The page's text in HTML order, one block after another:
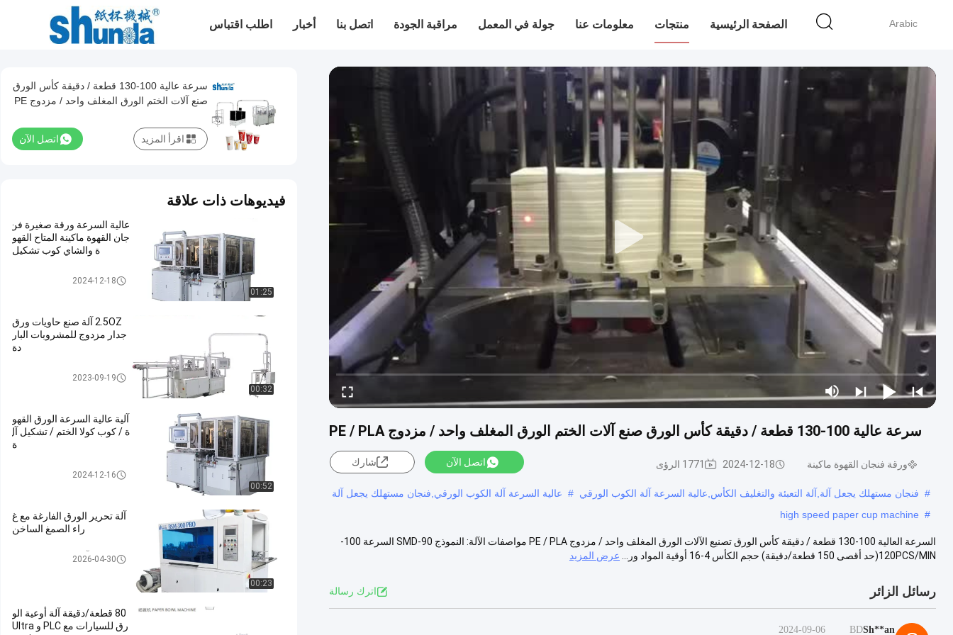
Arabic الصفحة الرئيسية منتجات معلومات عنا جولة في المعمل مراقبة الجودة اتصل بنا أخبار اطلب اقتباس
سرعة عالية 100-130 قطعة / دقيقة كأس الورق صنع آلات الختم الورق المغلف واحد / مزدوج PE / PLA
ورقة فنجان القهوة ماكينة 2024-12-18 1771 الرؤى اتصل الآن شارك
# فنجان مستهلك يجعل آلة,آلة التعبئة والتغليف الكأس,عالية السرعة آلة الكوب الورقي # عالية السرعة آلة الكوب الورقي,فنجان مستهلك يجعل آلة
#
high speed paper cup machine
السرعة العالية 100-130 قطعة / دقيقة كأس الورق تصنيع الآلات الورق المغلف واحد / مزدوج PE / PLA مواصفات الآلة: النموذج SMD-90 السرعة 100-
120PCS/MIN(حد أقصى 150 قطعة/دقيقة) حجم الكأس 4-16 أوقية المواد ور...
عرض المزيد
رسائل الزائر اترك رسالة
Sh**an
BD
2024-09-06
سرعة عالية 100-130 قطعة / دقيقة كأس الورق
صنع آلات الختم الورق المغلف واحد / مزدوج PE
اتصل الآن اقرأ المزيد
فيديوهات ذات علاقة
01:25
عالية السرعة ورقة صغيرة فن
جان القهوة ماكينة المتاح القهو
ة والشاي كوب تشكيل
ورقة فنجان القهوة ماكينة
2024-12-18
00:32
2.5OZ آلة صنع حاويات ورق
جدار مزدوج للمشروبات البار
دة
ورقة فنجان القهوة ماكينة
2023-09-19
00:52
آلية عالية السرعة الورق القهو
ة / كوب كولا الختم / تشكيل آل
ة
ورقة فنجان القهوة ماكينة
2024-12-16
00:23
آلة تحرير الورق الفارغة مع غ
راء الصمغ الساخن
آلة تحرير الورق الفارغ2026-04-30
80 قطعة/دقيقة آلة أوعية الو
رق للسيارات مع PLC و Ultra